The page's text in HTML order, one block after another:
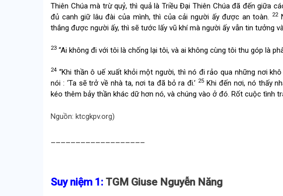
Thiên Chúa mà trừ quỷ, thì quả là Triều Đại Thiên Chúa đã đến giữa
đủ canh giữ lâu đài của mình, thì của cải người ấy được an toàn.
22
thắng được người ấy, thì sẽ tước lấy vũ khí mà người ấy vẫn tin tưởng
23 “Ai không đi với tôi là chống lại tôi, và ai không cùng tôi thu góp là
24 “Khi thần ô uế xuất khỏi một người, thì nó đi rảo qua những nơi
nói : ‘Ta sẽ trở về nhà ta, nơi ta đã bỏ ra đi.’ 25 Khi đến nơi, nó thấy
kéo thêm bảy thần khác dữ hơn nó, và chúng vào ở đó. Rốt cuộc tình
Nguồn: ktcgkpv.org)
Suy niệm 1: TGM Giuse Nguyễn Năng